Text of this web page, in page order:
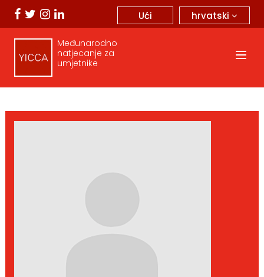
hrvatski
Ući
Međunarodno
natjecanje za
umjetnike